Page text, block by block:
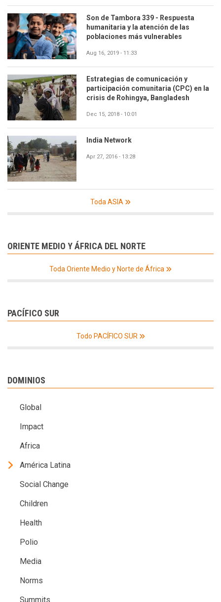
Son de Tambora 339 - Respuesta
humanitaria y la atención de las
poblaciones más vulnerables
Aug 16, 2019 - 11:33
Estrategias de comunicación y
participación comunitaria (CPC) en la
crisis de Rohingya, Bangladesh
Dec 15, 2018 - 10:01
India Network
Apr 27, 2016 - 13:28
Toda ASIA
ORIENTE MEDIO Y ÁFRICA DEL NORTE
Toda Oriente Medio y Norte de África
PACÍFICO SUR
Todo PACÍFICO SUR
DOMINIOS
Global
Impact
Africa
América Latina
Social Change
Children
Health
Polio
Media
Norms
Summits